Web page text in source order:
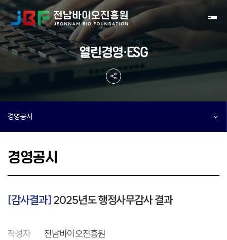
열린경영·ESG
경영공시
경영공시
[감사결과]2025년도 행정사무감사 결과
작성자
전남바이오진흥원